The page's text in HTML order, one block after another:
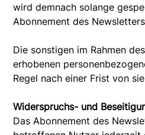
wird demnach solange
Abonnement des
Die sonstigen im Rahmen
erhobenen
Regel nach einer Frist von
Widerspruchs- und
Das Abonnement des